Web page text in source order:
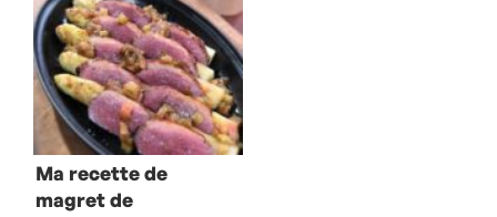
Ma recette de
magret de